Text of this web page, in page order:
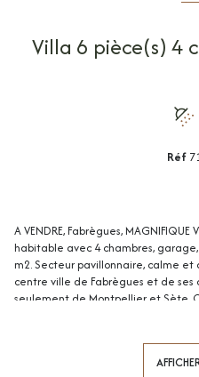
Réf
A VENDRE, Fabrègues,
habitable avec 4 chambres,
m2. Secteur pavillonnaire, calme
centre ville de Fabrègues et de ses
seulement de Montpellier et Sète.
exposition sud, sud-ouest, cette
chaussée, une grande entrée